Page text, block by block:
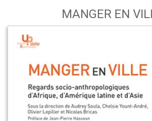
MANGER EN